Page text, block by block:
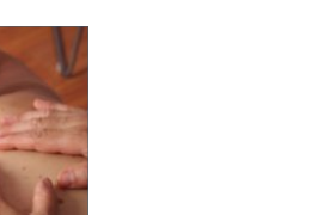
blir